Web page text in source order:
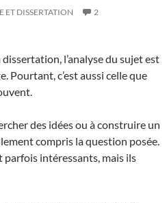
ET DISSERTATION
2
l’analyse du sujet est
Pourtant, c’est aussi celle que
des idées ou à construire un
compris la question posée.
parfois intéressants, mais ils